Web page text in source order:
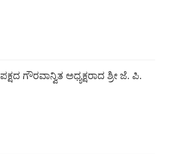
ಪಕ್ಷದ ಗೌರವಾನ್ವಿತ ಅಧ್ಯಕ್ಷರಾದ ಶ್ರೀ ಜೆ. ಪಿ.